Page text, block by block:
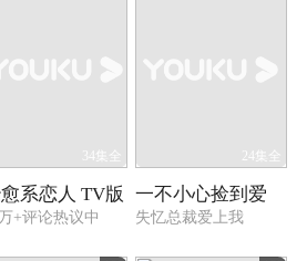
34集全
系恋人 TV版
+评论热议中
24集全
一不小心捡到爱
失忆总裁爱上我